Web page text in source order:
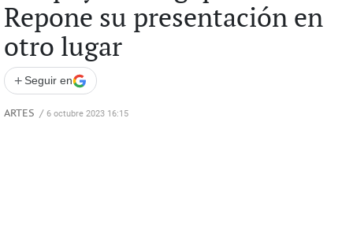
Repone su presentación en
otro lugar
+ Seguir en
ARTES / 6 octubre 2023 16:15